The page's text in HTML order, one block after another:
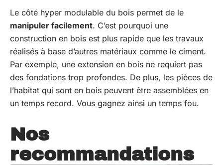
Le côté hyper modulable du bois permet de le
manipuler facilement. C’est pourquoi une
construction en bois est plus rapide que les travaux
réalisés à base d’autres matériaux comme le ciment.
Par exemple, une extension en bois ne requiert pas
des fondations trop profondes. De plus, les pièces de
l’habitat qui sont en bois peuvent être assemblées en
un temps record. Vous gagnez ainsi un temps fou.
Nos
recommandations